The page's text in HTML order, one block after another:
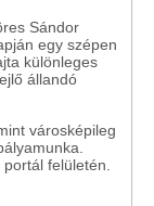
Sándor
egy szépen
különleges
állandó
városképileg
felületén.